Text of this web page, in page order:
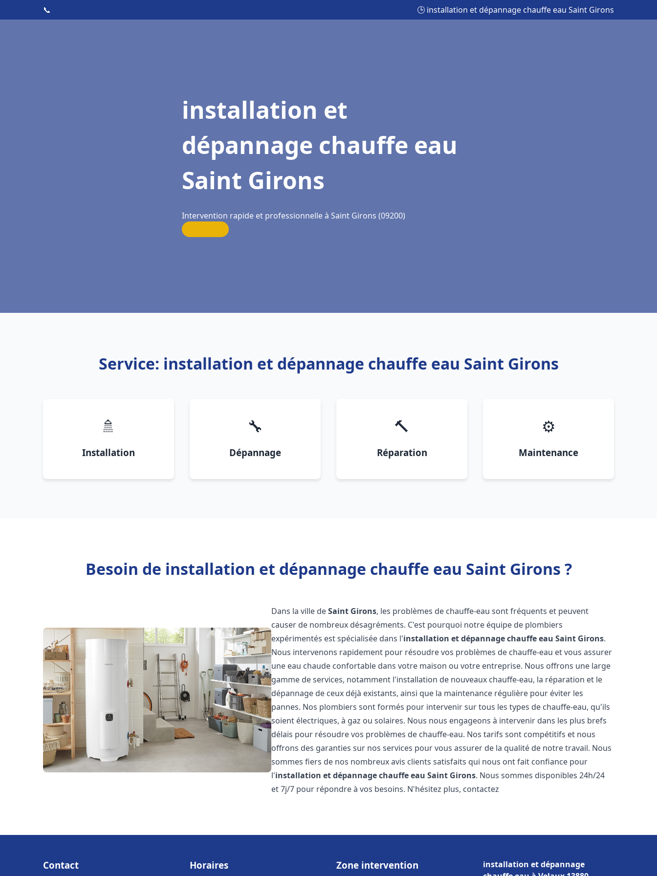
📞 🕒 installation et dépannage chauffe eau Saint Girons
installation et
dépannage chauffe eau
Saint Girons
Intervention rapide et professionnelle à Saint Girons (09200)
Service: installation et dépannage chauffe eau Saint Girons
🚿
Installation
🔧
Dépannage
🔨
Réparation
⚙️
Maintenance
Besoin de installation et dépannage chauffe eau Saint Girons ?
Dans la ville deSaint Girons, les problèmes de chauffe-eau sont fréquents et peuvent
causer de nombreux désagréments. C'est pourquoi notre équipe de plombiers
expérimentés est spécialisée dans l'installation et dépannage chauffe eau Saint Girons.
Nous intervenons rapidement pour résoudre vos problèmes de chauffe-eau et vous assurer
une eau chaude confortable dans votre maison ou votre entreprise. Nous offrons une large
gamme de services, notamment l'installation de nouveaux chauffe-eau, la réparation et le
dépannage de ceux déjà existants, ainsi que la maintenance régulière pour éviter les
pannes. Nos plombiers sont formés pour intervenir sur tous les types de chauffe-eau, qu'ils
soient électriques, à gaz ou solaires. Nous nous engageons à intervenir dans les plus brefs
délais pour résoudre vos problèmes de chauffe-eau. Nos tarifs sont compétitifs et nous
offrons des garanties sur nos services pour vous assurer de la qualité de notre travail. Nous
sommes fiers de nos nombreux avis clients satisfaits qui nous ont fait confiance pour
l'installation et dépannage chauffe eau Saint Girons. Nous sommes disponibles 24h/24
et 7j/7 pour répondre à vos besoins. N'hésitez plus, contactez
Contact Horaires Zone intervention
installation et dépannage